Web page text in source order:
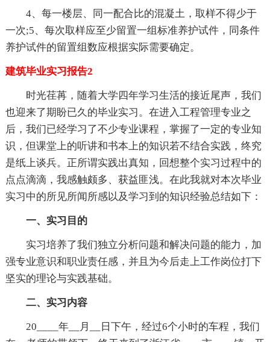
4、每一楼层、同一配合比的混凝土，取样不得少于
一次;5、每次取样应至少留置一组标准养护试件，同条件
养护试件的留置组数应根据实际需要确定。
建筑毕业实习报告2
时光荏苒，随着大学四年学习生活的接近尾声，我们
也迎来了期盼已久的毕业实习。在进入工程管理专业之
后，我们已经学习了不少专业课程，掌握了一定的专业知
识，但课堂上的听讲和书本上的知识若不结合实践，终究
是纸上谈兵。正所谓实践出真知，回想整个实习过程中的
点点滴滴，我感触颇多、获益匪浅。在此我就对本次毕业
实习中的所见所闻所感以及学习到的知识经验总结如下：
一、实习目的
实习培养了我们独立分析问题和解决问题的能力，加
强专业意识和职业责任感，并且为今后走上工作岗位打下
坚实的理论与实践基础。
二、实习内容
20____年__月__日下午，经过6个小时的车程，我们